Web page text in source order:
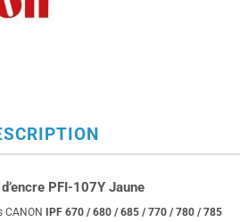
PFI-107Y Jaune
CANON IPF 670 / 680 / 685 / 770 / 780 / 785